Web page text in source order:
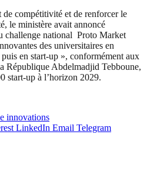
de compétitivité et de renforcer le
le ministère avait annoncé
challenge national Proto Market
des universitaires en
en start-up », conformément aux
République Abdelmadjid Tebboune,
start-up à l’horizon 2029.
innovations
LinkedIn Email Telegram